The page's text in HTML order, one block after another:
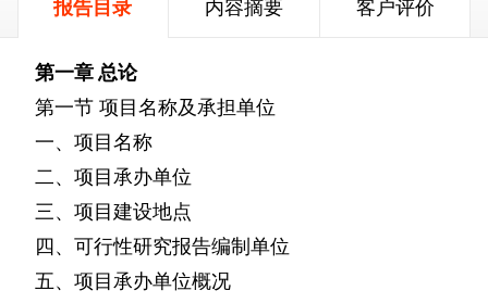
报告目录 内容摘要 客户评价
第一章 总论
第一节 项目名称及承担单位
一、项目名称
二、项目承办单位
三、项目建设地点
四、可行性研究报告编制单位
五、项目承办单位概况